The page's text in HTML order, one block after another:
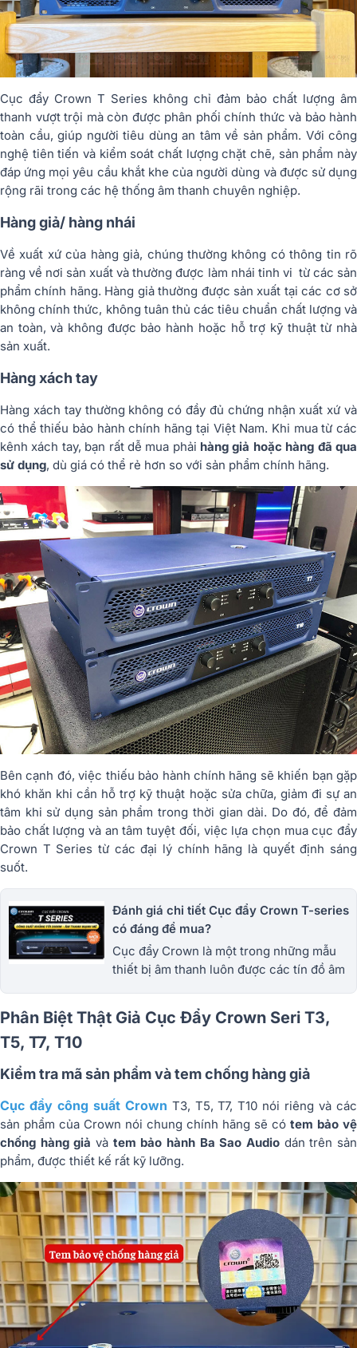
Cục đẩy Crown T Series không chỉ đảm bảo chất lượng âm
thanh vượt trội mà còn được phân phối chính thức và bảo hành
toàn cầu, giúp người tiêu dùng an tâm về sản phẩm. Với công
nghệ tiên tiến và kiểm soát chất lượng chặt chẽ, sản phẩm này
đáp ứng mọi yêu cầu khắt khe của người dùng và được sử dụng
rộng rãi trong các hệ thống âm thanh chuyên nghiệp.
Hàng giả/ hàng nhái
Về xuất xứ của hàng giả, chúng thường không có thông tin rõ
ràng về nơi sản xuất và thường được làm nhái tinh vi từ các sản
phẩm chính hãng. Hàng giả thường được sản xuất tại các cơ sở
không chính thức, không tuân thủ các tiêu chuẩn chất lượng và
an toàn, và không được bảo hành hoặc hỗ trợ kỹ thuật từ nhà
sản xuất.
Hàng xách tay
Hàng xách tay thường không có đầy đủ chứng nhận xuất xứ và
có thể thiếu bảo hành chính hãng tại Việt Nam. Khi mua từ các
kênh xách tay, bạn rất dễ mua phải hàng giả hoặc hàng đã qua
sử dụng, dù giá có thể rẻ hơn so với sản phẩm chính hãng.
Bên cạnh đó, việc thiếu bảo hành chính hãng sẽ khiến bạn gặp
khó khăn khi cần hỗ trợ kỹ thuật hoặc sửa chữa, giảm đi sự an
tâm khi sử dụng sản phẩm trong thời gian dài. Do đó, để đảm
bảo chất lượng và an tâm tuyệt đối, việc lựa chọn mua cục đẩy
Crown T Series từ các đại lý chính hãng là quyết định sáng
suốt.
Đánh giá chi tiết Cục đẩy Crown T-series
có đáng để mua?
Cục đẩy Crown là một trong những mẫu
thiết bị âm thanh luôn được các tín đồ âm
đẩy Crown T-series có đáng để mua
không?
Phân Biệt Thật Giả Cục Đẩy Crown Seri T3,
T5, T7, T10
Kiểm tra mã sản phẩm và tem chống hàng giả
Cục đẩy công suất Crown T3, T5, T7, T10 nói riêng và các
sản phẩm của Crown nói chung chính hãng sẽ có tem bảo vệ
chống hàng giả và tem bảo hành Ba Sao Audio dán trên sản
phẩm, được thiết kế rất kỹ lưỡng.